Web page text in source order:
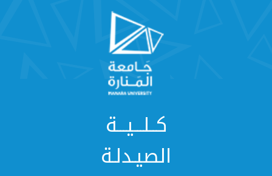
كــلـــيـــة
الصيـدلـة